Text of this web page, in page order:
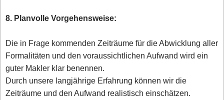
8. Planvolle Vorgehensweise:
Die in Frage kommenden Zeiträume für die Abwicklung aller
Formalitäten und den voraussichtlichen Aufwand wird ein
guter Makler klar benennen.
Durch unsere langjährige Erfahrung können wir die
Zeiträume und den Aufwand realistisch einschätzen.